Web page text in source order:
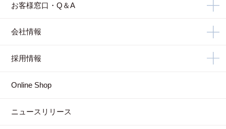
お客様窓口・Q＆A
会社情報
採用情報
Online Shop
ニュースリリース